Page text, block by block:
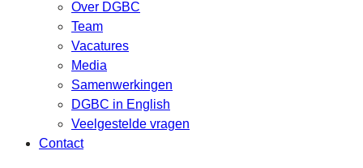
Over DGBC
Team
Vacatures
Media
Samenwerkingen
DGBC in English
Veelgestelde vragen
Contact